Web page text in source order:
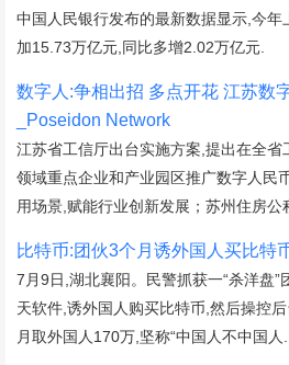
中国人民银行发布的最新数据显示,今
加15.73万亿元,同比多增2.02万亿元.
数字人:争相出招 多点开花 江苏数
_Poseidon Network
江苏省工信厅出台实施方案,提出在全
领域重点企业和产业园区推广数字人民
用场景,赋能行业创新发展；苏州住房公
比特币:团伙3个月诱外国人买比特
7月9日,湖北襄阳。民警抓获一“杀洋盘”
天软件,诱外国人购买比特币,然后操控
月取外国人170万,坚称“中国人不中国人.